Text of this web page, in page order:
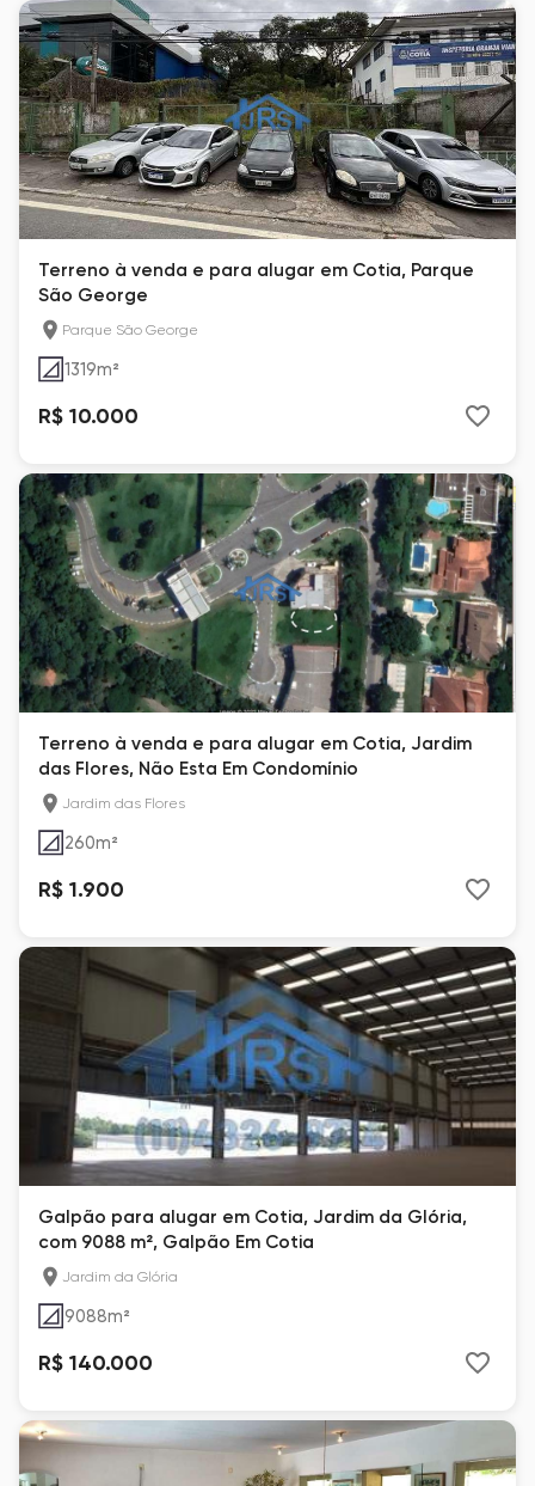
Terreno à venda e para alugar em Cotia, Parque
São George
Parque São George
1319m²
R$ 10.000
Terreno à venda e para alugar em Cotia, Jardim
das Flores, Não Esta Em Condomínio
Jardim das Flores
260m²
R$ 1.900
Galpão para alugar em Cotia, Jardim da Glória,
com 9088 m², Galpão Em Cotia
Jardim da Glória
9088m²
R$ 140.000